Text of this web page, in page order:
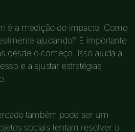
é a medição do impacto. Como
ajudando? É importante
desde o começo. Isso ajuda a
e a ajustar estratégias
também pode ser um
sociais tentam resolver o